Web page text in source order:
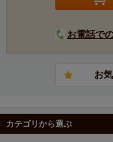
お電話で
カテゴリから選ぶ